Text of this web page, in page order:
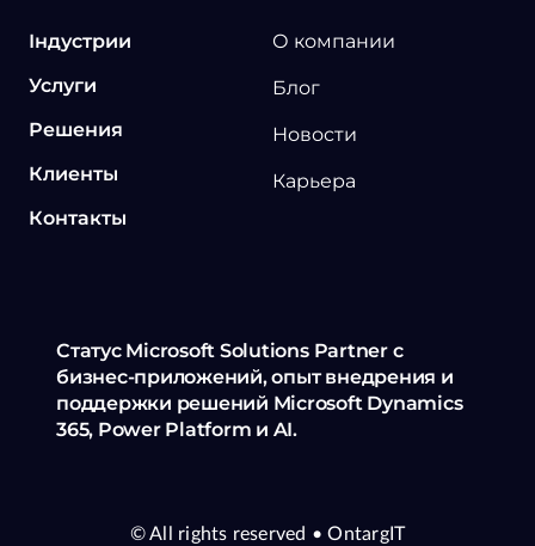
Індустрии
Услуги
Решения
Клиенты
Контакты
О компании
Блог
Новости
Карьера
Статус Microsoft Solutions Partner с
бизнес-приложений, опыт внедрения и
поддержки решений Microsoft Dynamics
365, Power Platform и AI.
© All rights reserved • OntargIT